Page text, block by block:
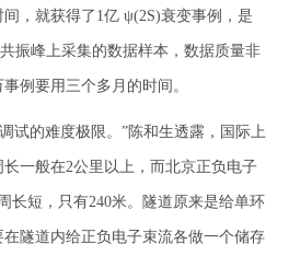
，就获得了1亿 ψ(2S)衰变事例，是
振峰上采集的数据样本，数据质量非
例要用三个多月的时间。
试的难度极限。”陈和生透露，国际上
一般在2公里以上，而北京正负电子
长短，只有240米。隧道原来是给单环
隧道内给正负电子束流各做一个储存